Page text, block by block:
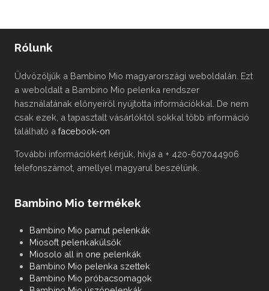
Rólunk
Üdvözöljük a Bambino Mio magyarországi weboldalán. Ezt
a weboldalt a Bambino Mio pelenka rendszer
használatának előnyeiről nyújtotta információkkal. De nem
csak ezek, a tapasztalt vásárlóktól sokkal több információ
található a facebook-on
További információkért kérjük, hívja a + 420-607044906
telefonszámot, amellyel magyarul beszélünk.
Bambino Mio termékek
Bambino Mio pamut pelenkák
Miosoft pelenkakülsők
Miosolo all in one pelenkák
Bambino Mio pelenka szettek
Bambino Mio próbacsomagok